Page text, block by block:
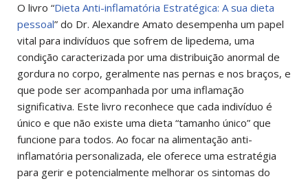
O livro “Dieta Anti-inflamatória Estratégica: A sua dieta
pessoal” do Dr. Alexandre Amato desempenha um papel
vital para indivíduos que sofrem de lipedema, uma
condição caracterizada por uma distribuição anormal de
gordura no corpo, geralmente nas pernas e nos braços, e
que pode ser acompanhada por uma inflamação
significativa. Este livro reconhece que cada indivíduo é
único e que não existe uma dieta “tamanho único” que
funcione para todos. Ao focar na alimentação anti-
inflamatória personalizada, ele oferece uma estratégia
para gerir e potencialmente melhorar os sintomas do